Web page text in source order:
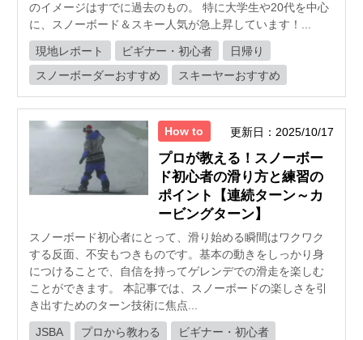
のイメージはすでに過去のもの。 特に大学生や20代を中心
に、スノーボード＆スキー人気が急上昇しています！...
現地レポート ビギナー・初心者
日帰り
スノーボーダーおすすめ
スキーヤーおすすめ
How to 更新日：2025/10/17
プロが教える！スノーボー
ド初心者の滑り方と練習の
ポイント【連続ターン～カ
ービングターン】
スノーボード初心者にとって、滑り始める瞬間はワクワク
する反面、不安もつきものです。基本の動きをしっかり身
につけることで、自信を持ってゲレンデでの滑走を楽しむ
ことができます。 本記事では、スノーボードの楽しさを引
き出すためのターン技術に焦点...
JSBA プロから教わる
ビギナー・初心者